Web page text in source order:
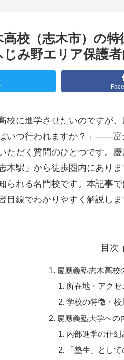
高校（志木市）の
じみ野エリア保護
校に進学させたいのですが
いつ行われますか？」――
ただく質問のひとつです。
木駅」から徒歩圏内にあり
られる名門校です。本記事
目線でわかりやすく解説しま
目次
慶應義塾志木高校
所在地・アクセ
学校の特徴・校
慶應義塾大学への
内部進学の仕組
「塾生」とし